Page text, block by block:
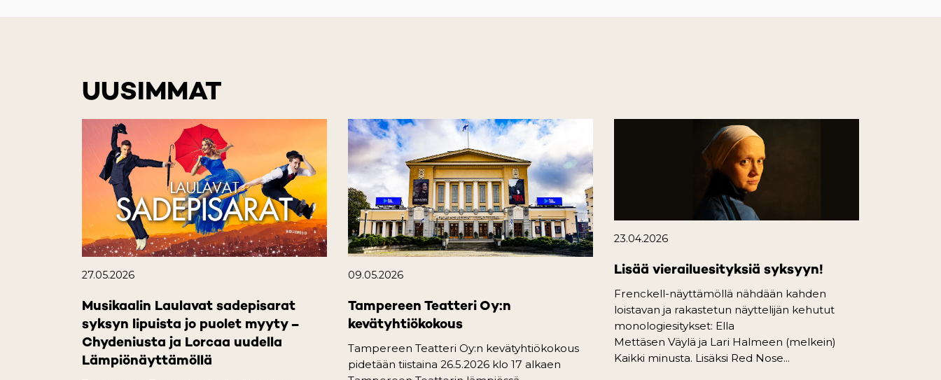
UUSIMMAT
27.05.2026
Musikaalin Laulavat sadepisarat
syksyn lipuista jo puolet myyty –
Chydeniusta ja Lorcaa uudella
Lämpiönäyttämöllä
09.05.2026
Tampereen Teatteri Oy:n
kevätyhtiökokous
Tampereen Teatteri Oy:n kevätyhtiökokous
pidetään tiistaina 26.5.2026 klo 17 alkaen
23.04.2026
Lisää vierailuesityksiä syksyyn!
Frenckell-näyttämöllä nähdään kahden
loistavan ja rakastetun näyttelijän kehutut
monologiesitykset: Ella
Mettäsen Väylä ja Lari Halmeen (melkein)
Kaikki minusta. Lisäksi Red Nose...